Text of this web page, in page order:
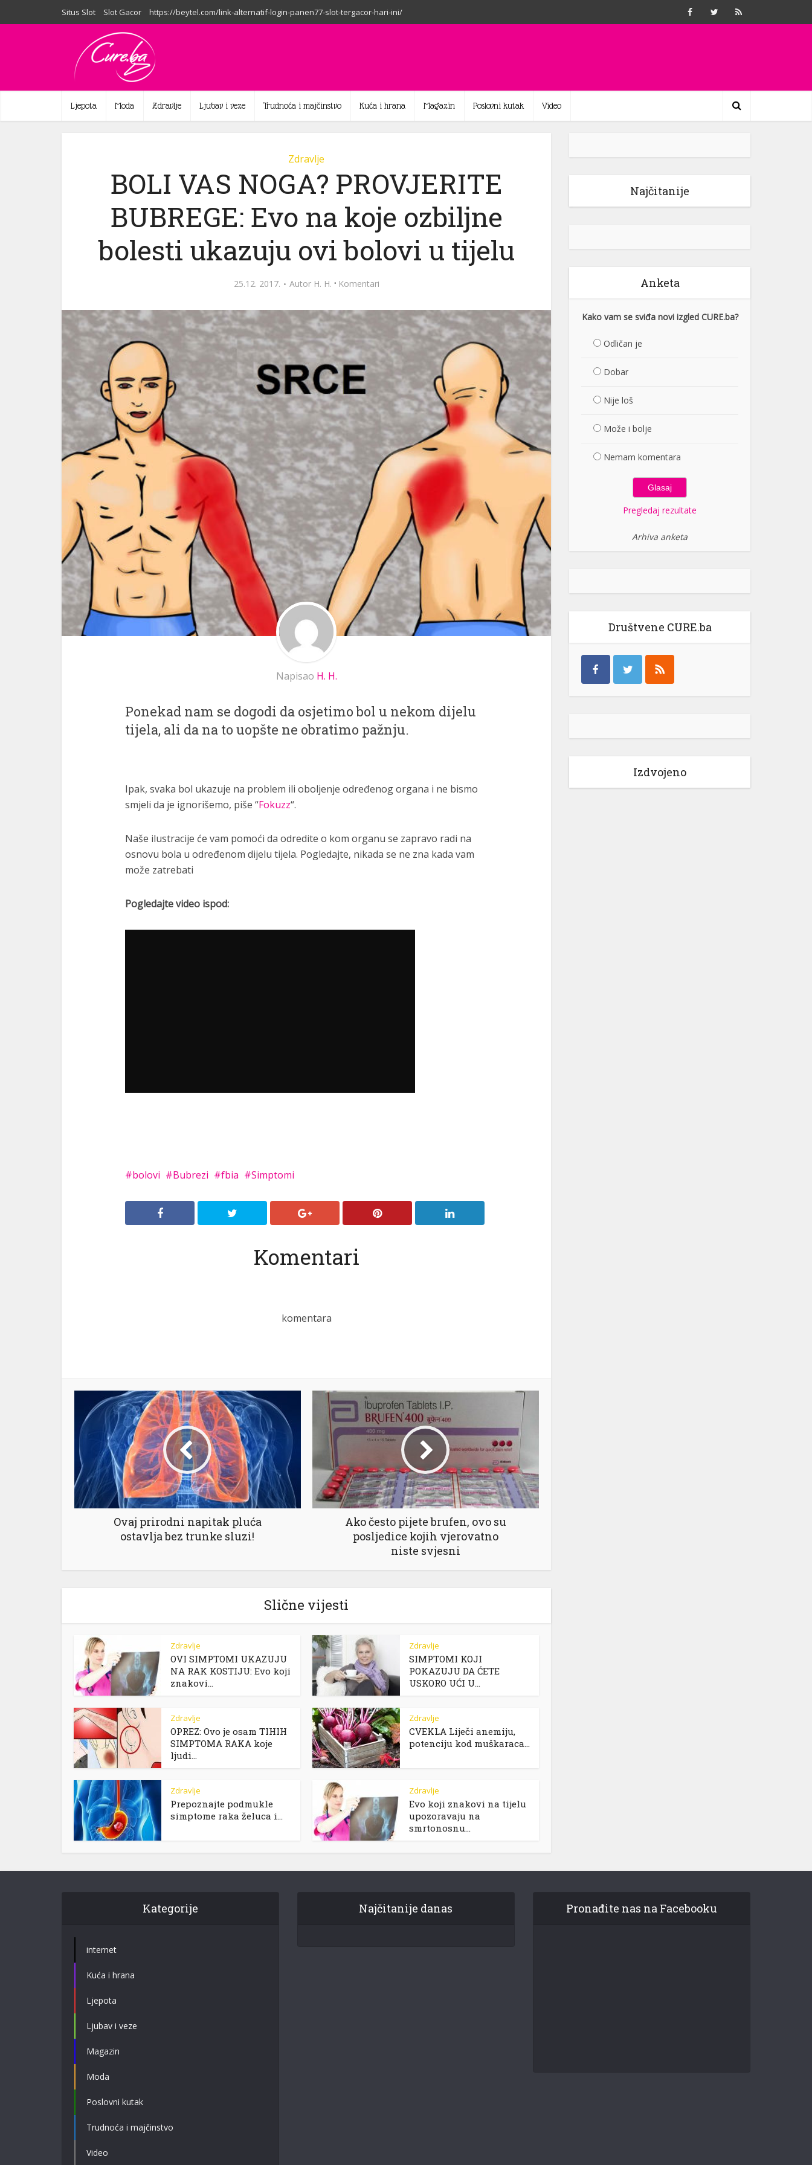
Situs Slot Slot Gacor https://beytel.com/link-alternatif-login-panen77-slot-tergacor-hari-ini/
Ljepota Moda Zdravlje Ljubav i veze Trudnoća i majčinstvo Kuća i hrana Magazin Poslovni kutak Video
Zdravlje
BOLI VAS NOGA? PROVJERITE
BUBREGE: Evo na koje ozbiljne
bolesti ukazuju ovi bolovi u tijelu
25.12. 2017. Autor H. H. · Komentari
Napisao H. H.
Ponekad nam se dogodi da osjetimo bol u nekom dijelu
tijela, ali da na to uopšte ne obratimo pažnju.
Ipak, svaka bol ukazuje na problem ili oboljenje određenog organa i ne bismo
smjeli da je ignorišemo, piše “Fokuzz“.
Naše ilustracije će vam pomoći da odredite o kom organu se zapravo radi na
osnovu bola u određenom dijelu tijela. Pogledajte, nikada se ne zna kada vam
može zatrebati
Pogledajte video ispod:
bolovi Bubrezi fbia Simptomi
Komentari
komentara
Ovaj prirodni napitak pluća
ostavlja bez trunke sluzi!
Ako često pijete brufen, ovo su
posljedice kojih vjerovatno
niste svjesni
Slične vijesti
Zdravlje
OVI SIMPTOMI UKAZUJU
NA RAK KOSTIJU: Evo koji
znakovi...
Zdravlje
SIMPTOMI KOJI
POKAZUJU DA ĆETE
USKORO UĆI U...
Zdravlje
OPREZ: Ovo je osam TIHIH
SIMPTOMA RAKA koje
ljudi...
Zdravlje
CVEKLA Liječi anemiju,
potenciju kod muškaraca...
Zdravlje
Prepoznajte podmukle
simptome raka želuca i...
Zdravlje
Evo koji znakovi na tijelu
upozoravaju na
smrtonosnu...
Najčitanije
Anketa
Kako vam se sviđa novi izgled CURE.ba?
Odličan je
Dobar
Nije loš
Može i bolje
Nemam komentara
Pregledaj rezultate
Arhiva anketa
Društvene CURE.ba
Izdvojeno
Kategorije
internet
Kuća i hrana
Ljepota
Ljubav i veze
Magazin
Moda
Poslovni kutak
Trudnoća i majčinstvo
Video
Najčitanije danas Pronađite nas na Facebooku